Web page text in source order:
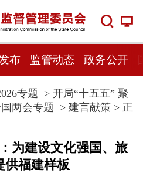
布 监管动态 政务公开
专题 > 开局“十五五” 聚
两会专题 > 建言献策> 正
为建设文化强国、旅
供福建样板